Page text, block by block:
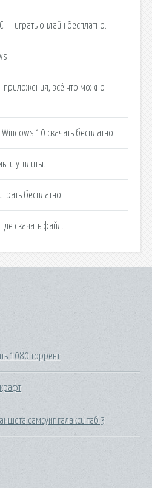
играть онлайн бесплатно.
приложения, всё что можно
10 скачать бесплатно.
и утилиты.
бесплатно.
скачать файл.
1080 торрент
самсунг галакси таб 3